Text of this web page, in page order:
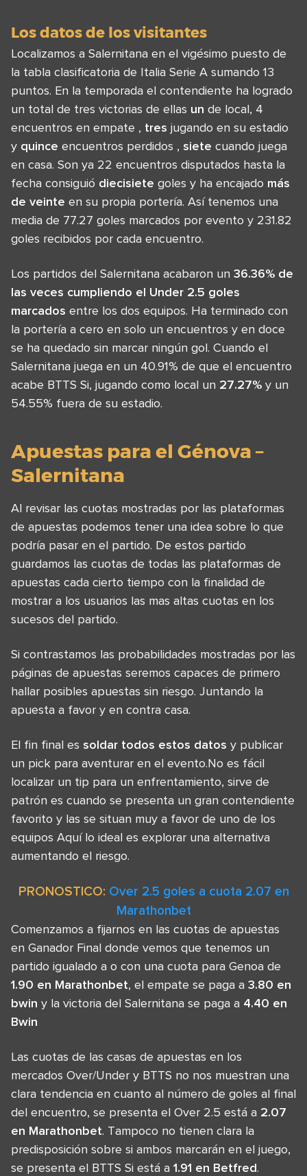
Los datos de los visitantes
Localizamos a Salernitana en el vigésimo puesto de
la tabla clasificatoria de Italia Serie A sumando 13
puntos. En la temporada el contendiente ha logrado
un total de tres victorias de ellas un de local, 4
encuentros en empate , tres jugando en su estadio
y quince encuentros perdidos , siete cuando juega
en casa. Son ya 22 encuentros disputados hasta la
fecha consiguió diecisiete goles y ha encajado más
de veinte en su propia portería. Así tenemos una
media de 77.27 goles marcados por evento y 231.82
goles recibidos por cada encuentro.
Los partidos del Salernitana acabaron un 36.36% de
las veces cumpliendo el Under 2.5 goles
marcados entre los dos equipos. Ha terminado con
la portería a cero en solo un encuentros y en doce
se ha quedado sin marcar ningún gol. Cuando el
Salernitana juega en un 40.91% de que el encuentro
acabe BTTS Si, jugando como local un 27.27% y un
54.55% fuera de su estadio.
Apuestas para el Génova –
Salernitana
Al revisar las cuotas mostradas por las plataformas
de apuestas podemos tener una idea sobre lo que
podría pasar en el partido. De estos partido
guardamos las cuotas de todas las plataformas de
apuestas cada cierto tiempo con la finalidad de
mostrar a los usuarios las mas altas cuotas en los
sucesos del partido.
Si contrastamos las probabilidades mostradas por las
páginas de apuestas seremos capaces de primero
hallar posibles apuestas sin riesgo. Juntando la
apuesta a favor y en contra casa.
El fin final es soldar todos estos datos y publicar
un pick para aventurar en el evento.No es fácil
localizar un tip para un enfrentamiento, sirve de
patrón es cuando se presenta un gran contendiente
favorito y las se situan muy a favor de uno de los
equipos Aquí lo ideal es explorar una alternativa
aumentando el riesgo.
PRONOSTICO: Over 2.5 goles a cuota 2.07 en
Marathonbet
Comenzamos a fijarnos en las cuotas de apuestas
en Ganador Final donde vemos que tenemos un
partido igualado a o con una cuota para Genoa de
1.90 en Marathonbet, el empate se paga a 3.80 en
bwin y la victoria del Salernitana se paga a 4.40 en
Bwin
Las cuotas de las casas de apuestas en los
mercados Over/Under y BTTS no nos muestran una
clara tendencia en cuanto al número de goles al final
del encuentro, se presenta el Over 2.5 está a 2.07
en Marathonbet. Tampoco no tienen clara la
predisposición sobre si ambos marcarán en el juego,
se presenta el BTTS Si está a 1.91 en Betfred.